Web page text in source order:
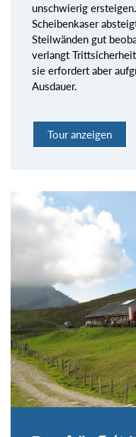
unschwierig
Scheibenkaser
Steilwänden gut
verlangt
sie erfordert aber
Ausdauer.
Tour anzeigen